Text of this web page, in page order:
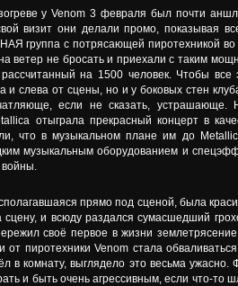
у Venom 3 февраля был почти
визит они делали промо, показывая
группа с потрясающей пиротехникой во
ветер не бросать и приехали с таким
на 1500 человек. Чтобы все
и слева от сцены, но и у боковых стен
если не сказать, устрашающе.
отыграла прекрасный концерт в
что в музыкальном плане им до
музыкальным оборудованием и
войны.
прямо под сценой, была
и всюду раздался сумасшедший
своё первое в жизни
от пиротехники Venom стала
в комнату, выглядело это весьма
и быть очень агрессивным, если что-то